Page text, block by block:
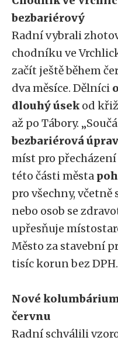
bezbariérový
Radní vybrali
chodníku ve
začít ještě během
dva měsíce. Dělníci
dlouhý úsek od
až po Tábory.
bezbariérová
míst pro
této části města
pro všechny,
nebo osob se
upřesňuje
Město za stavební
tisíc korun bez DPH.
Nové
červnu
Radní schválili